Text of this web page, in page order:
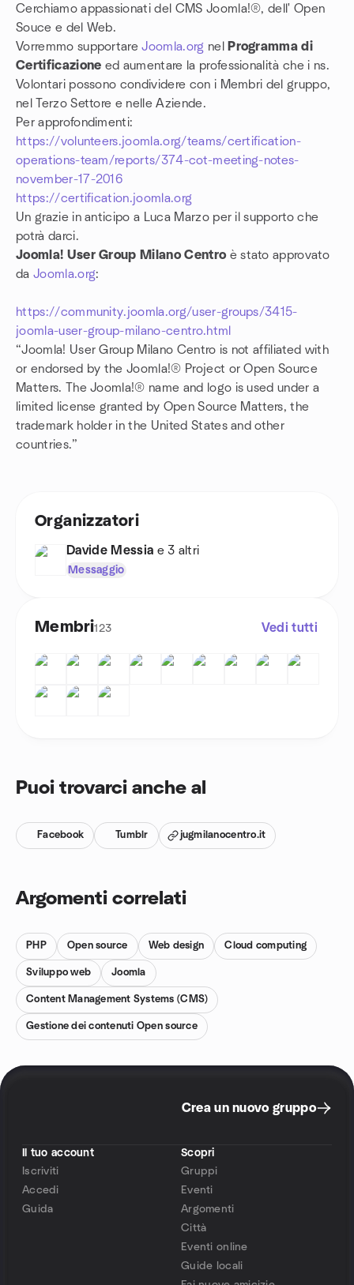
Cerchiamo appassionati del CMS Joomla!®, dell' Open
Souce e del Web.
Vorremmo supportareJoomla.org nel
Programma di
Certificazione ed aumentare la professionalità che i ns.
Volontari possono condividere con i Membri del gruppo,
nel Terzo Settore e nelle Aziende.
Per approfondimenti:
https://volunteers.joomla.org/teams/certification-
operations-team/reports/374-cot-meeting-notes-
november-17-2016
https://certification.joomla.org
Un grazie in anticipo a Luca Marzo per il supporto che
potrà darci.
Joomla! User Group Milano Centroè stato approvato
da Joomla.org:
https://community.joomla.org/user-groups/3415-
joomla-user-group-milano-centro.html
“Joomla! User Group Milano Centro is not affiliated with
or endorsed by the Joomla!® Project or Open Source
Matters. The Joomla!® name and logo is used under a
limited license granted by Open Source Matters, the
trademark holder in the United States and other
countries.”
Organizzatori
Davide Messia e 3 altri
Messaggio
Membri123 Vedi tutti
Puoi trovarci anche al
Facebook Tumblr jugmilanocentro.it
Argomenti correlati
PHP Open source Web design Cloud computing
Sviluppo web Joomla
Content Management Systems (CMS)
Gestione dei contenuti Open source
Crea un nuovo gruppo
Il tuo account
Iscriviti
Accedi
Guida
Scopri
Gruppi
Eventi
Argomenti
Città
Eventi online
Guide locali